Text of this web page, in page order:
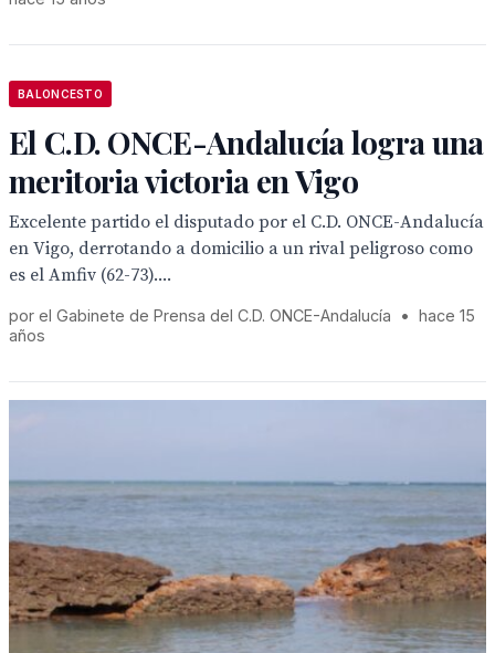
BALONCESTO
El C.D. ONCE-Andalucía logra una
meritoria victoria en Vigo
Excelente partido el disputado por el C.D. ONCE-Andalucía
en Vigo, derrotando a domicilio a un rival peligroso como
es el Amfiv (62-73)....
por el Gabinete de Prensa del C.D. ONCE-Andalucía • hace 15
años